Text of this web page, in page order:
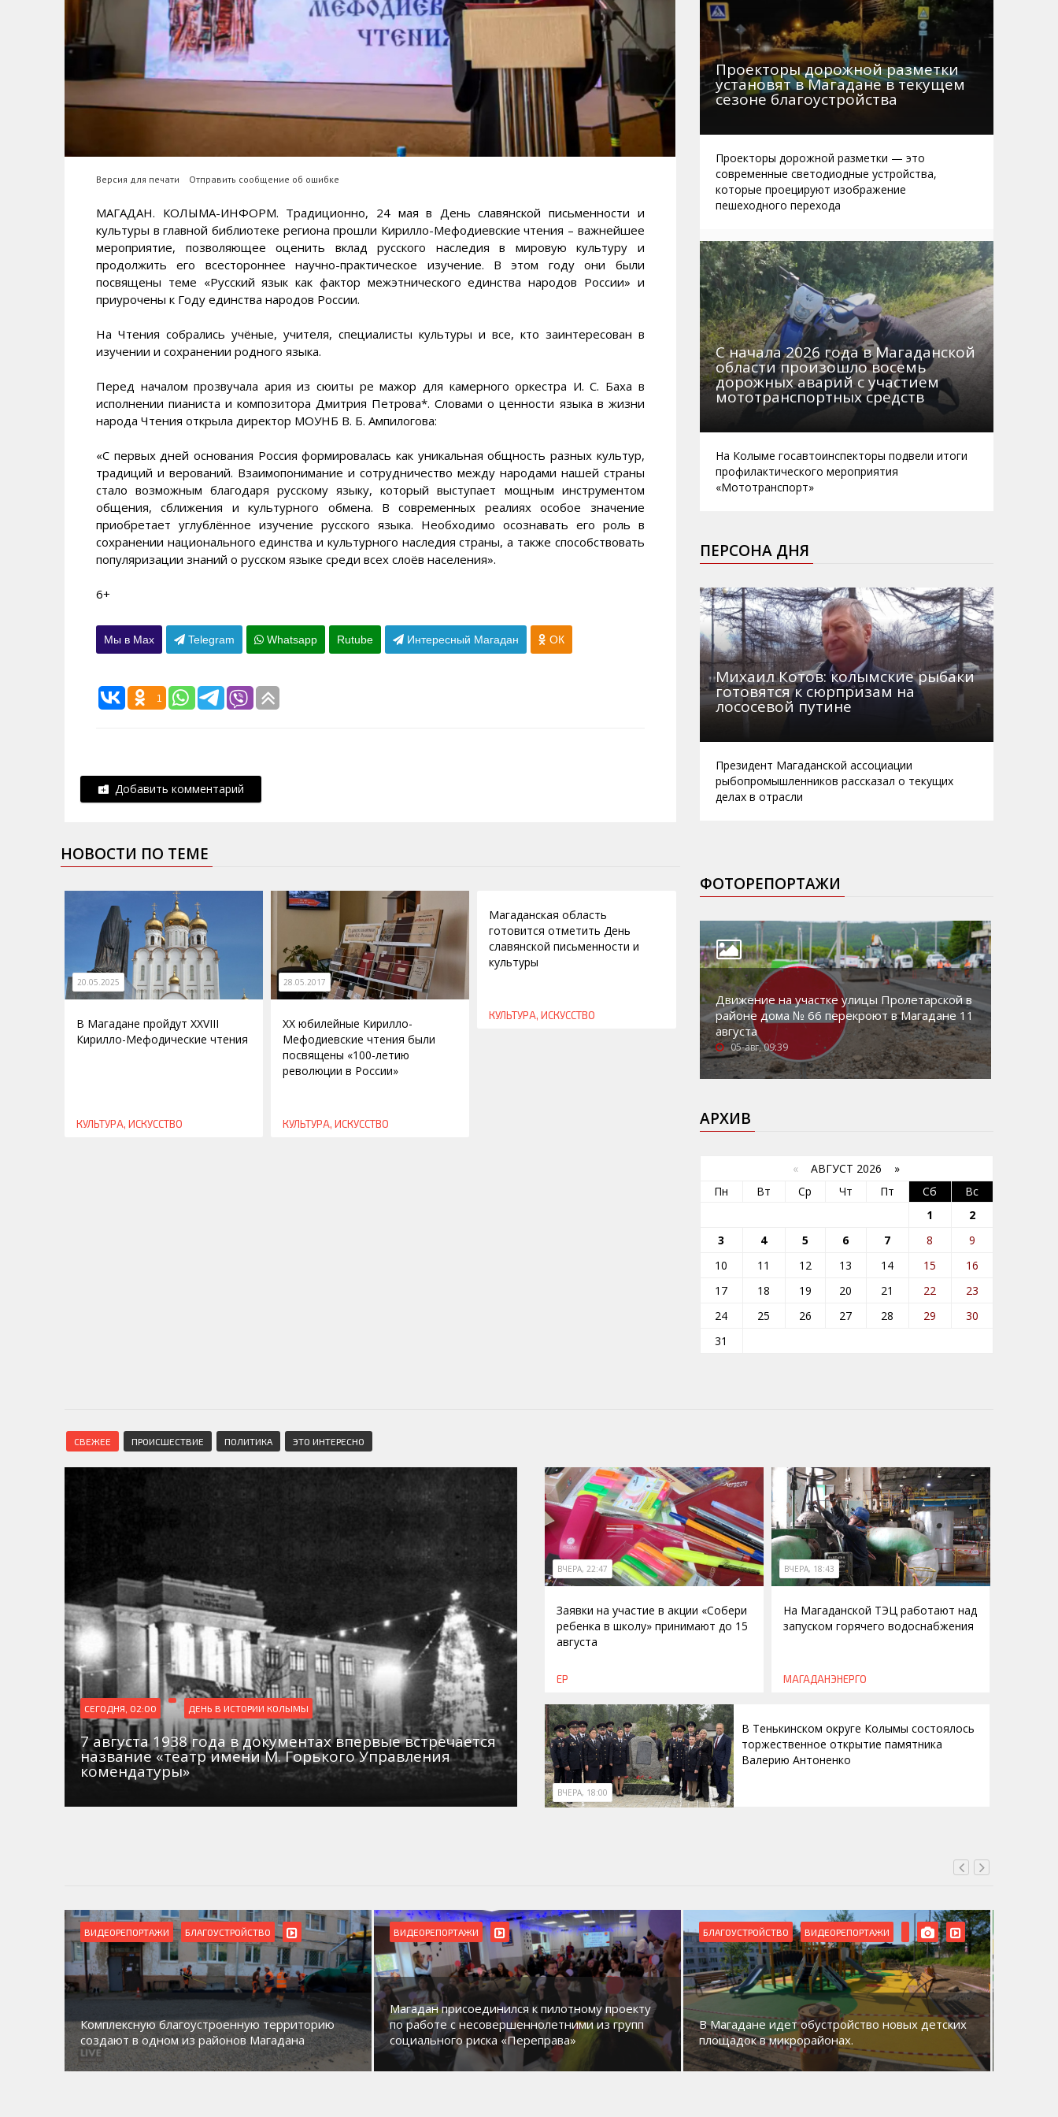
Версия для печати Отправить сообщение об ошибке
МАГАДАН. КОЛЫМА-ИНФОРМ. Традиционно, 24 мая в День славянской письменности и
культуры в главной библиотеке региона прошли Кирилло-Мефодиевские чтения – важнейшее
мероприятие, позволяющее оценить вклад русского наследия в мировую культуру и
продолжить его всестороннее научно-практическое изучение. В этом году они были
посвящены теме «Русский язык как фактор межэтнического единства народов России» и
приурочены к Году единства народов России.
На Чтения собрались учёные, учителя, специалисты культуры и все, кто заинтересован в
изучении и сохранении родного языка.
Перед началом прозвучала ария из сюиты ре мажор для камерного оркестра И. С. Баха в
исполнении пианиста и композитора Дмитрия Петрова*. Словами о ценности языка в жизни
народа Чтения открыла директор МОУНБ В. Б. Ампилогова:
«С первых дней основания Россия формировалась как уникальная общность разных культур,
традиций и верований. Взаимопонимание и сотрудничество между народами нашей страны
стало возможным благодаря русскому языку, который выступает мощным инструментом
общения, сближения и культурного обмена. В современных реалиях особое значение
приобретает углублённое изучение русского языка. Необходимо осознавать его роль в
сохранении национального единства и культурного наследия страны, а также способствовать
популяризации знаний о русском языке среди всех слоёв населения».
6+
Мы в Max Telegram Whatsapp Rutube Интересный Магадан ОК
1
Добавить комментарий
НОВОСТИ ПО ТЕМЕ
20.05.2025
В Магадане пройдут XXVIII
Кирилло-Мефодические чтения
КУЛЬТУРА, ИСКУССТВО
28.05.2017
ХХ юбилейные Кирилло-
Мефодиевские чтения были
посвящены «100-летию
революции в России»
КУЛЬТУРА, ИСКУССТВО
Магаданская область
готовится отметить День
славянской письменности и
культуры
КУЛЬТУРА, ИСКУССТВО
Проекторы дорожной разметки
установят в Магадане в текущем
сезоне благоустройства
Проекторы дорожной разметки — это
современные светодиодные устройства,
которые проецируют изображение
пешеходного перехода
С начала 2026 года в Магаданской
области произошло восемь
дорожных аварий с участием
мототранспортных средств
На Колыме госавтоинспекторы подвели итоги
профилактического мероприятия
«Мототранспорт»
ПЕРСОНА ДНЯ
Михаил Котов: колымские рыбаки
готовятся к сюрпризам на
лососевой путине
Президент Магаданской ассоциации
рыбопромышленников рассказал о текущих
делах в отрасли
ФОТОРЕПОРТАЖИ
Движение на участке улицы Пролетарской в
районе дома № 66 перекроют в Магадане 11
августа
05-авг, 09:39
АРХИВ
« АВГУСТ 2026 »
Пн
Вт Ср Чт Пт Сб
Вс
1
2
3
4 5 6 7 8
9
10
11 12 13 14 15
16
17
18 19 20 21 22
23
24
25 26 27 28 29
30
31
СВЕЖЕЕ ПРОИСШЕСТВИЕ ПОЛИТИКА ЭТО ИНТЕРЕСНО
СЕГОДНЯ, 02:00 ДЕНЬ В ИСТОРИИ КОЛЫМЫ
7 августа 1938 года в документах впервые встречается
название «театр имени М. Горького Управления
комендатуры»
ВЧЕРА, 22:47
Заявки на участие в акции «Собери
ребенка в школу» принимают до 15
августа
ЕР
ВЧЕРА, 18:43
На Магаданской ТЭЦ работают над
запуском горячего водоснабжения
МАГАДАНЭНЕРГО
ВЧЕРА, 18:00
В Тенькинском округе Колымы состоялось
торжественное открытие памятника
Валерию Антоненко
ВИДЕОРЕПОРТАЖИ БЛАГОУСТРОЙСТВО
Комплексную благоустроенную территорию
создают в одном из районов Магадана
ВИДЕОРЕПОРТАЖИ
Магадан присоединился к пилотному проекту
по работе с несовершеннолетними из групп
социального риска «Переправа»
БЛАГОУСТРОЙСТВО ВИДЕОРЕПОРТАЖИ
В Магадане идет обустройство новых детских
площадок в микрорайонах.